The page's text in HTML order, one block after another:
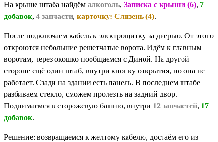
На крыше штаба найдём алкоголь, Записка с крыши (6), 7
добавок, 4 запчасти, карточку: Слизень (4).
После подключаем кабель к электрощитку за дверью. От этого
откроются небольшие решетчатые ворота. Идём к главным
воротам, через окошко пообщаемся с Диной. На другой
стороне ещё один штаб, внутри кнопку открытия, но она не
работает. Сзади на здании есть панель. В последнем штабе
разбиваем стекло, сможем пролезть на задний двор.
Поднимаемся в сторожевую башню, внутри 12 запчастей, 17
добавок.
Решение: возвращаемся к желтому кабелю, достаём его из